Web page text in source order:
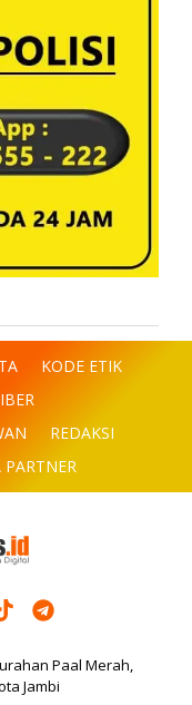
KODE ETIK
REDAKSI
Paal Merah,
Jambi